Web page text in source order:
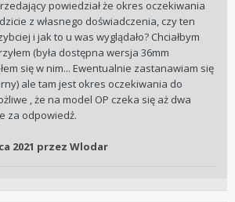
powiedział że okres oczekiwania
z własnego doświadczenia, czy ten
i jak to u was wyglądało? Chciałbym
(była dostępna wersja 36mm
się w nim... Ewentualnie zastanawiam się
ale tam jest okres oczekiwania do
, że na model OP czeka się aż dwa
za odpowiedź.
2021 przez Wlodar